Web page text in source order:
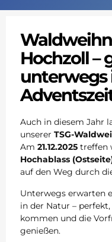
Hochzoll –
unterwegs
Auch in diesem Jahr
unserer TSG-
Am 21.12.2025 treffen
Hochablass
auf den Weg durch
Unterwegs erwarten
in der Natur –
kommen und die
genießen.